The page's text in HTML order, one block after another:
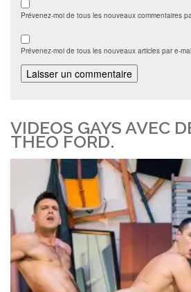
Prévenez-moi de tous les nouveaux commentaires
Prévenez-moi de tous les nouveaux articles par e-
VIDEOS GAYS AVEC
THEO FORD.